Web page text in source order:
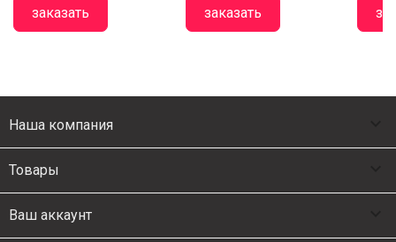
заказать заказать
Наша компания
Товары
Ваш аккаунт